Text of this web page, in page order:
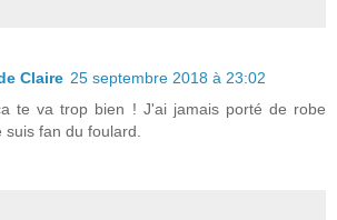
Claire 25 septembre 2018 à 23:02
te va trop bien ! J'ai jamais porté de robe
suis fan du foulard.